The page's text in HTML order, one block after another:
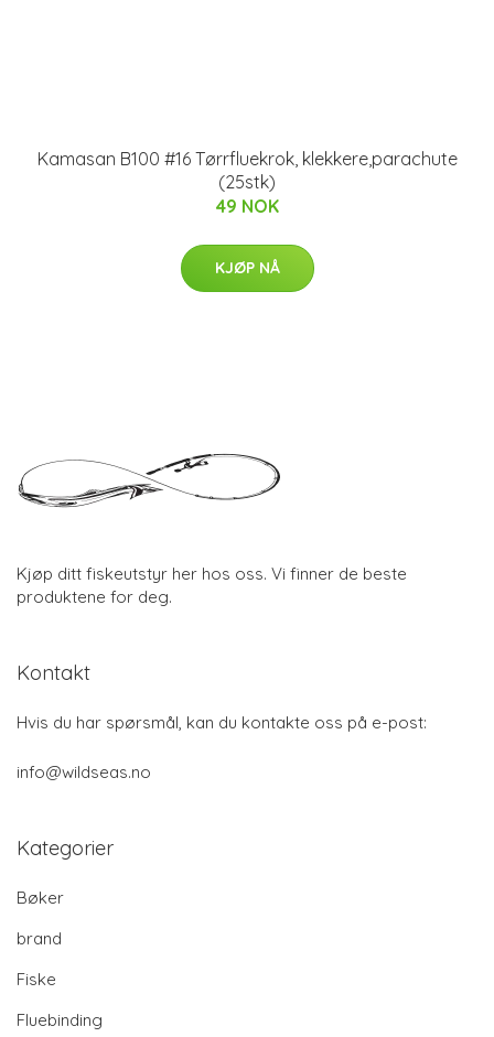
Kamasan B100 #16 Tørrfluekrok, klekkere,parachute
(25stk)
49 NOK
KJØP NÅ
Kjøp ditt fiskeutstyr her hos oss. Vi finner de beste
produktene for deg.
Kontakt
Hvis du har spørsmål, kan du kontakte oss på e-post:
info@wildseas.no
Kategorier
Bøker
brand
Fiske
Fluebinding